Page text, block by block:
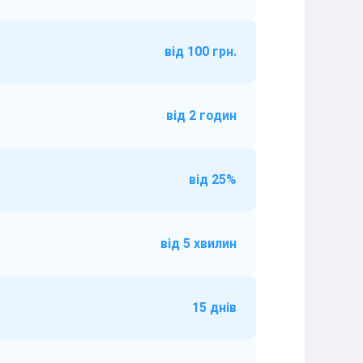
від 100 грн.
від 2 годин
від 25%
від 5 хвилин
15 днів